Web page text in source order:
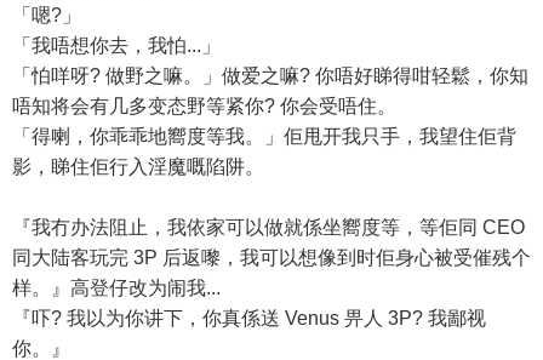
「嗯?」
「我唔想你去，我怕...」
「怕咩呀? 做野之嘛。」做爱之嘛? 你唔好睇得咁轻鬆，你知
唔知将会有几多变态野等紧你? 你会受唔住。
「得喇，你乖乖地嚮度等我。」佢甩开我只手，我望住佢背
影，睇住佢行入淫魔嘅陷阱。
『我冇办法阻止，我依家可以做就係坐嚮度等，等佢同 CEO
同大陆客玩完 3P 后返嚟，我可以想像到时佢身心被受催残个
样。』高登仔改为闹我...
『吓? 我以为你讲下，你真係送 Venus 畀人 3P? 我鄙视
你。』